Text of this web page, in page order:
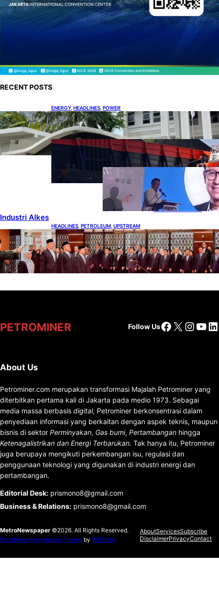
RECENT POSTS
ENERGY, HEADLINES POWER
Koalisi Bersihkan Indonesia Ajukan Banding
atas Putusan Gugatan RUPTL
COAL, HEADLINES, MINING
Lelang Batubara Sitaan, Negara
Dapat Lebih dari Rp 20 Miliar
DOWNSTREAM ,
PETROLEUM
Digitalisasi Alat-
Alat Kesehatan
Dukung
Pertumbuhan
Industri Alkes
HEADLINES PETROLEUM UPSTREAM
Lana Saria Dilantik Sebagai Kepala Badan
Geologi
PETROMINER Follow UsFacebook
X
About Us
Petrominer.com merupakan transformasi Majalah Petrominer yang
diterbitkan pertama kali di Jakarta pada medio 1973. Sebagai
media massa berbasis digital, Petrominer berkonsentrasi dalam
penyediaan informasi yang berkaitan dengan aspek teknis, maupun
bisnis di sektor Perminyakan, Gas bumi, Pertambangan hingga
Ketenagalistrikan dan Energi Terbarukan. Tak hanya itu, Petrominer
juga berupaya mengikuti perkembangan isu, regulasi dan
penggunaan teknologi yang digunakan di industri energi dan
pertambangan.
Editorial Desk: prismono8@gmail.com
Business & Relations: prismono8@gmail.com
MetroNewspaper ©2026. All Rights Reserved.
WordPress Newspaper Theme by WPEnjoy
AboutServicesSubscribe
DisclaimerPrivacyContact